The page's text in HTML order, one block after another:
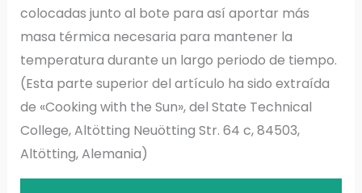
colocadas junto al bote para así aportar más
masa térmica necesaria para mantener la
temperatura durante un largo periodo de tiempo.
(Esta parte superior del artículo ha sido extraída
de «Cooking with the Sun», del State Technical
College, Altötting Neuötting Str. 64 c, 84503,
Altötting, Alemania)